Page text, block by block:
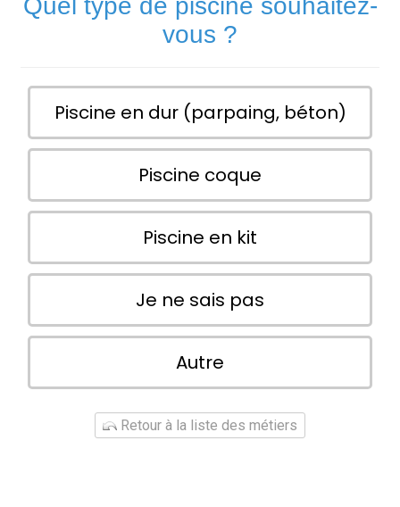
Quel type de piscine souhaitez-
vous ?
Piscine en dur (parpaing, béton)
Piscine coque
Piscine en kit
Je ne sais pas
Autre
Retour à la liste des métiers